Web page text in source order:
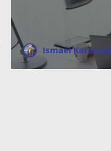
Ismael Kardoudi